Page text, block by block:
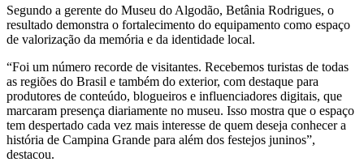
Segundo a gerente do Museu do Algodão, Betânia Rodrigues, o
resultado demonstra o fortalecimento do equipamento como espaço
de valorização da memória e da identidade local.
“Foi um número recorde de visitantes. Recebemos turistas de todas
as regiões do Brasil e também do exterior, com destaque para
produtores de conteúdo, blogueiros e influenciadores digitais, que
marcaram presença diariamente no museu. Isso mostra que o espaço
tem despertado cada vez mais interesse de quem deseja conhecer a
história de Campina Grande para além dos festejos juninos”,
destacou.